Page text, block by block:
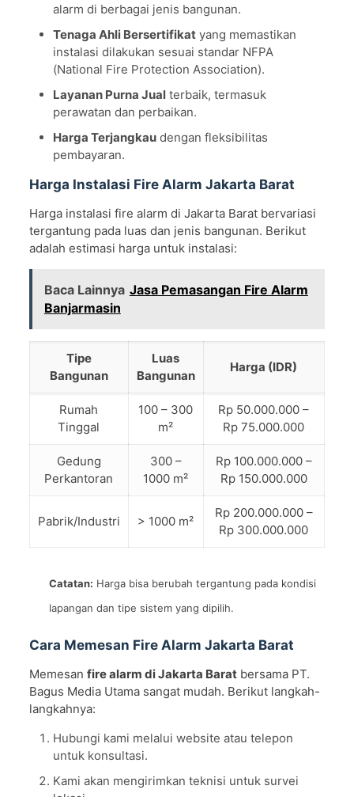
alarm di berbagai jenis bangunan.
Tenaga Ahli Bersertifikatyang memastikan
instalasi dilakukan sesuai standar NFPA
(National Fire Protection Association).
Layanan Purna Jualterbaik, termasuk
perawatan dan perbaikan.
Harga Terjangkaudengan fleksibilitas
pembayaran.
Harga Instalasi Fire Alarm Jakarta Barat
Harga instalasi fire alarm di Jakarta Barat bervariasi
tergantung pada luas dan jenis bangunan. Berikut
adalah estimasi harga untuk instalasi:
Baca Lainnya Jasa Pemasangan Fire Alarm
Banjarmasin
Tipe
Bangunan
Luas
Bangunan
Harga (IDR)
Rumah
Tinggal
100 – 300
m²
Rp 50.000.000 –
Rp 75.000.000
Gedung
Perkantoran
300 –
1000 m²
Rp 100.000.000 –
Rp 150.000.000
Pabrik/Industri > 1000 m²
Rp 200.000.000 –
Rp 300.000.000
Catatan: Harga bisa berubah tergantung pada kondisi
lapangan dan tipe sistem yang dipilih.
Cara Memesan Fire Alarm Jakarta Barat
Memesan fire alarm di Jakarta Baratbersama PT.
Bagus Media Utama sangat mudah. Berikut langkah-
langkahnya:
Hubungi kami melalui website atau telepon
untuk konsultasi.
Kami akan mengirimkan teknisi untuk survei